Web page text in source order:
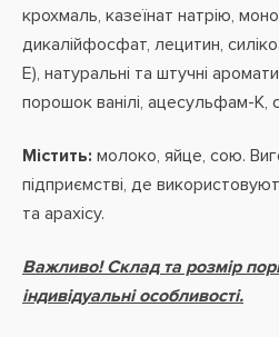
крохмаль, казеїнат натрію,
дикалійфосфат, лецитин,
Е), натуральні та штучні
порошок ванілі, ацесульфам-К,
Містить: молоко, яйце, сою.
підприємстві, де
та арахісу.
Важливо! Склад та розмір
індивідуальні особливості.